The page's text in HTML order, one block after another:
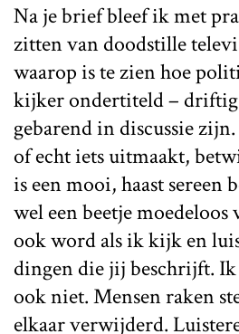
Na je brief bleef ik met
zitten van doodstille
waarop is te zien hoe
kijker ondertiteld – driftig
gebarend in discussie
of echt iets uitmaakt,
is een mooi, haast sereen
wel een beetje
ook word als ik kijk en
dingen die jij beschrijft.
ook niet. Mensen raken
elkaar verwijderd.